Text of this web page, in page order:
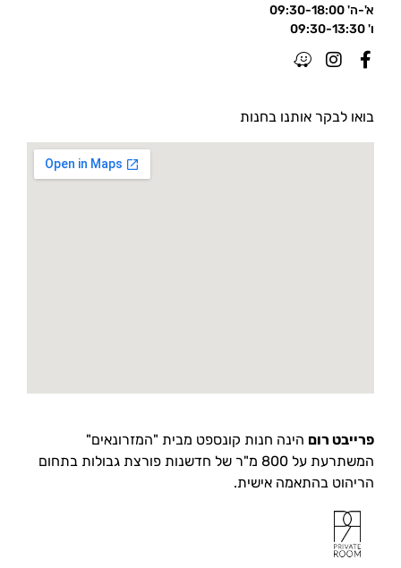
א'-ה' 09:30-18:00
ו' 09:30-13:30
בואו לבקר אותנו בחנות
פרייבט רום הינה חנות קונספט מבית "המזרונאים"
המשתרעת על 800 מ"ר של חדשנות פורצת גבולות בתחום
הריהוט בהתאמה אישית.